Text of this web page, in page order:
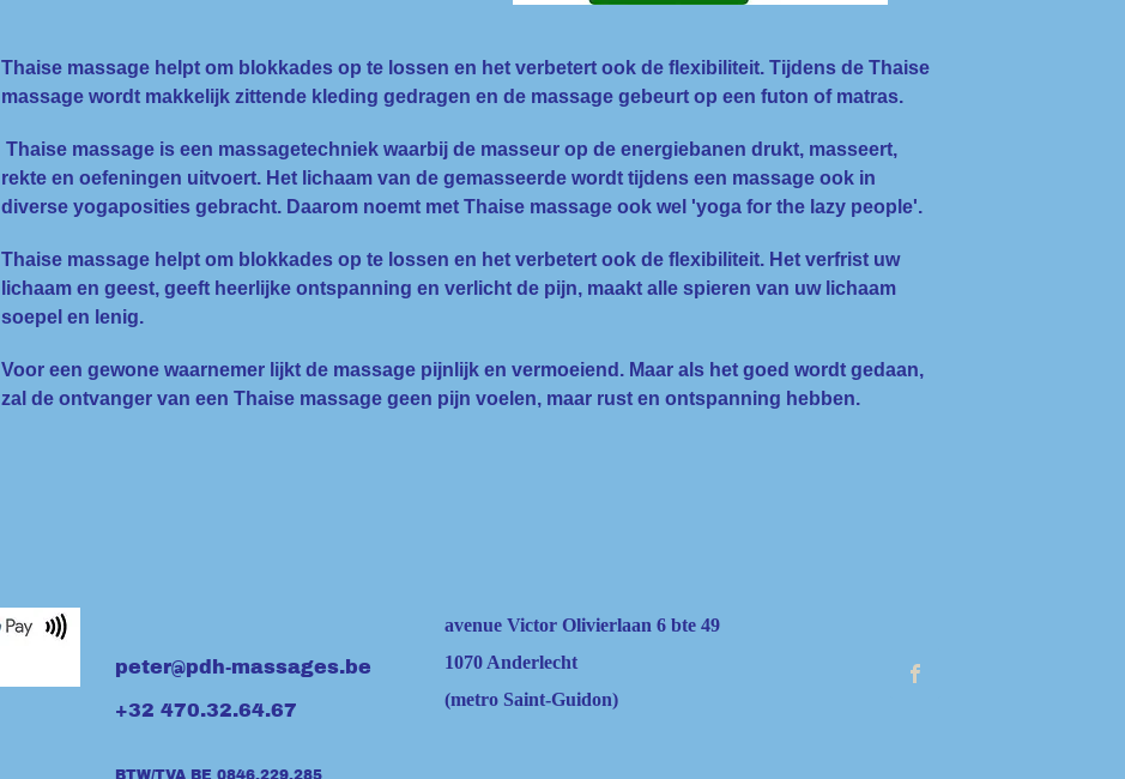
Thaise massage helpt om blokkades op te lossen en het verbetert ook de flexibiliteit. Tijdens de Thaise
massage wordt makkelijk zittende kleding gedragen en de massage gebeurt op een futon of matras.
Thaise massage is een massagetechniek waarbij de masseur op de energiebanen drukt, masseert,
rekte en oefeningen uitvoert. Het lichaam van de gemasseerde wordt tijdens een massage ook in
diverse yogaposities gebracht. Daarom noemt met Thaise massage ook wel 'yoga for the lazy people'.
Thaise massage helpt om blokkades op te lossen en het verbetert ook de flexibiliteit. Het verfrist uw
lichaam en geest, geeft heerlijke ontspanning en verlicht de pijn, maakt alle spieren van uw lichaam
soepel en lenig.
Voor een gewone waarnemer lijkt de massage pijnlijk en vermoeiend. Maar als het goed wordt gedaan,
zal de ontvanger van een Thaise massage geen pijn voelen, maar rust en ontspanning hebben.
peter@pdh-massages.be
+32 470.32.64.67
BTW/TVA BE 0846​.229.285
avenue Victor Olivierlaan 6 bte 49
1070 Anderlecht
(metro Saint-Guidon)